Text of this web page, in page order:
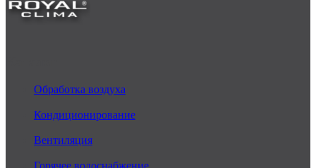
Обработка воздуха
Кондиционирование
Вентиляция
Горячее водоснабжение